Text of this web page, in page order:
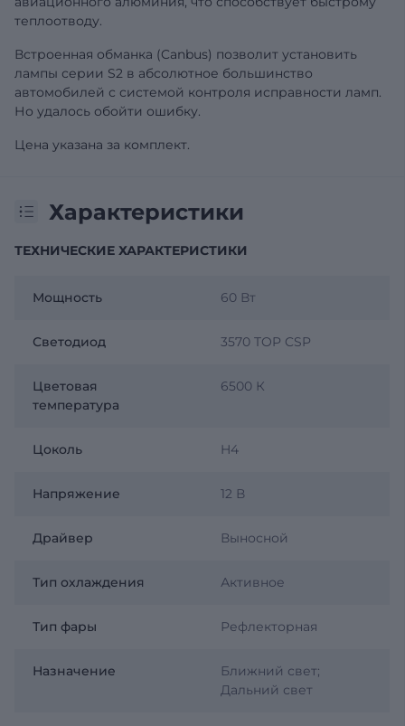
теплоотводу.
Встроенная обманка (Canbus) позволит установить
лампы серии S2 в абсолютное большинство
автомобилей с системой контроля исправности ламп.
Но удалось обойти ошибку.
Цена указана за комплект.
Характеристики
ТЕХНИЧЕСКИЕ ХАРАКТЕРИСТИКИ
Мощность 60 Вт
Светодиод 3570 TOP CSP
Цветовая
температура
6500 К
Цоколь H4
Напряжение 12 В
Драйвер Выносной
Тип охлаждения Активное
Тип фары Рефлекторная
Назначение
Ближний свет;
Дальний свет